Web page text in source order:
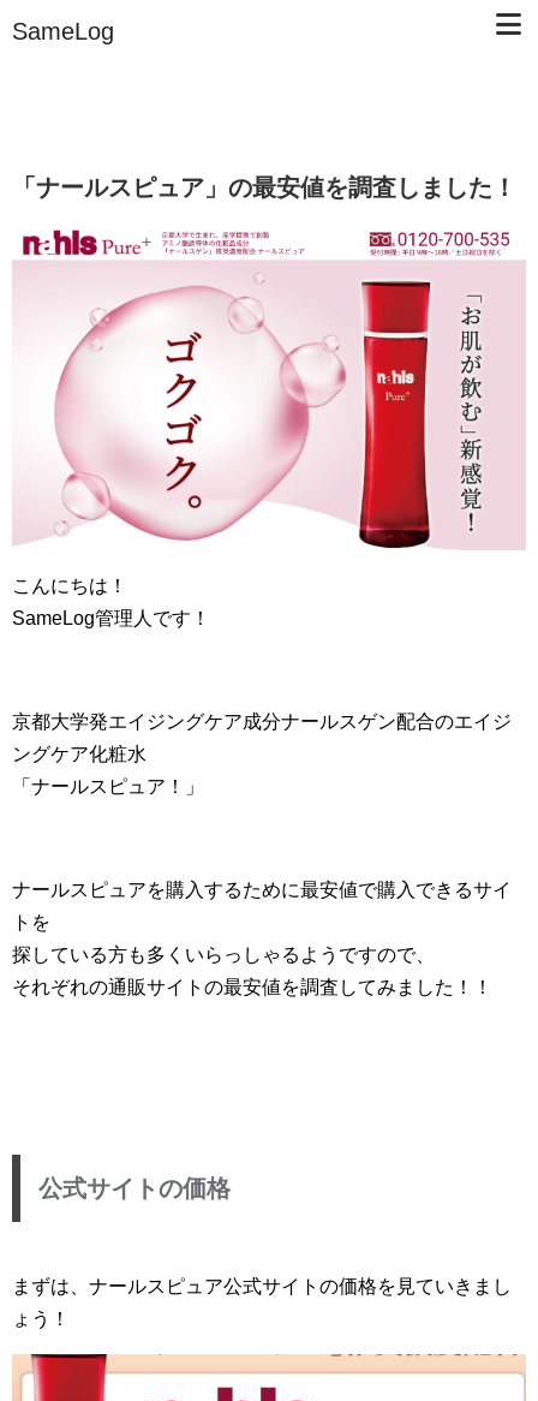
SameLog
「ナールスピュア」の最安値を調査しました！
こんにちは！
SameLog管理人です！
京都大学発エイジングケア成分ナールスゲン配合のエイジ
ングケア化粧水
「ナールスピュア！」
ナールスピュアを購入するために最安値で購入できるサイ
トを
探している方も多くいらっしゃるようですので、
それぞれの通販サイトの最安値を調査してみました！！
公式サイトの価格
まずは、ナールスピュア公式サイトの価格を見ていきまし
ょう！